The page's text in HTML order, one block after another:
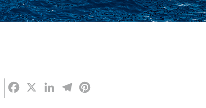
Facebook
X LinkedInTelegram